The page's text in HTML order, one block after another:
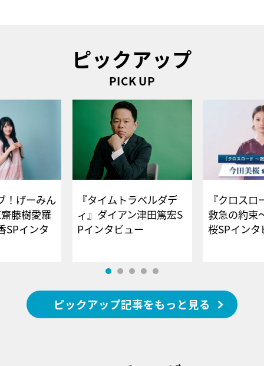
ピックアップ
PICK UP
！げーみん
藤樹愛羅
SPインタ
『タイムトラベルダデ
ィ』ダイアン津田篤宏S
Pインタビュー
『クロス
救急の約束
桜SPイ
ピックアップ記事をもっと見る